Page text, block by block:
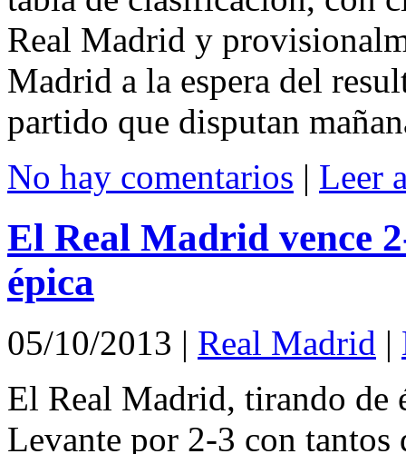
Real Madrid y
Madrid a la espera del
partido que disputan
No hay comentarios | Leer
El Real Madrid vence
épica
05/10/2013 | Real Madrid |
El Real Madrid, tirando de
Levante por 2-3 con